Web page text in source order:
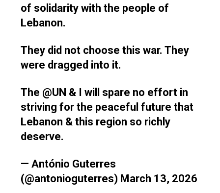
of solidarity with the people of
Lebanon.
They did not choose this war. They
were dragged into it.
The @UN & I will spare no effort in
striving for the peaceful future that
Lebanon & this region so richly
deserve.
— António Guterres
(@antonioguterres) March 13, 2026